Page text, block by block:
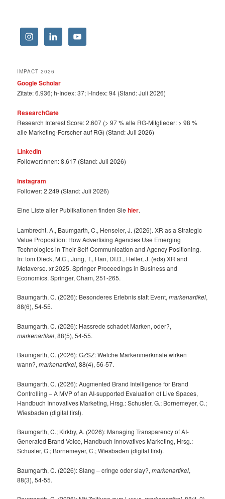
IMPACT 2026
Google Scholar
Zitate: 6.936; h-Index: 37; i-Index: 94 (Stand: Juli 2026)
ResearchGate
Research Interest Score: 2.607 (> 97 % alle RG-Mitglieder: > 98 %
alle Marketing-Forscher auf RG) (Stand: Juli 2026)
LinkedIn
Follower:innen: 8.617 (Stand: Juli 2026)
Instagram
Follower: 2.249 (Stand: Juli 2026)
Eine Liste aller Publikationen finden Siehier.
Lambrecht, A., Baumgarth, C., Henseler, J. (2026). XR as a Strategic
Value Proposition: How Advertising Agencies Use Emerging
Technologies in Their Self-Communication and Agency Positioning.
In: tom Dieck, M.C., Jung, T., Han, DI.D., Heller, J. (eds) XR and
Metaverse. xr 2025. Springer Proceedings in Business and
Economics. Springer, Cham, 251-265.
Baumgarth, C. (2026): Besonderes Erlebnis statt Event,markenartikel,
88(6), 54-55.
Baumgarth, C. (2026): Hassrede schadet Marken, oder?,
markenartikel, 88(5), 54-55.
Baumgarth, C. (2026): GZSZ: Welche Markenmerkmale wirken
wann?,markenartikel, 88(4), 56-57.
Baumgarth, C. (2026): Augmented Brand Intelligence for Brand
Controlling – A MVP of an AI-supported Evaluation of Live Spaces,
Handbuch Innovatives Marketing, Hrsg.: Schuster, G.; Bornemeyer, C.;
Wiesbaden (digital first).
Baumgarth, C.; Kirkby, A. (2026): Managing Transparency of AI-
Generated Brand Voice, Handbuch Innovatives Marketing, Hrsg.:
Schuster, G.; Bornemeyer, C.; Wiesbaden (digital first).
Baumgarth, C. (2026): Slang – cringe oder slay?,markenartikel,
88(3), 54-55.